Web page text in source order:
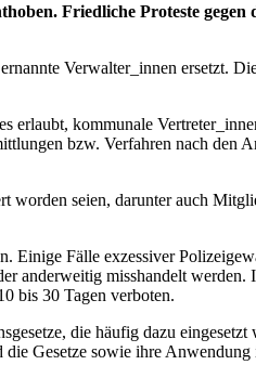
Friedliche Proteste
Verwalter_innen ersetzt.
erlaubt, kommunale
bzw. Verfahren nach den
seien, darunter auch
Einige Fälle exzessiver
anderweitig misshandelt werden.
bis 30 Tagen verboten.
die häufig dazu
Gesetze sowie ihre